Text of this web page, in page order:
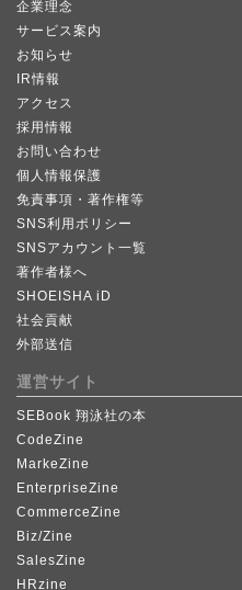
企業理念
サービス案内
お知らせ
IR情報
アクセス
採用情報
お問い合わせ
個人情報保護
免責事項・著作権等
SNS利用ポリシー
SNSアカウント一覧
著作者様へ
SHOEISHA iD
社会貢献
外部送信
運営サイト
SEBook 翔泳社の本
CodeZine
MarkeZine
EnterpriseZine
CommerceZine
Biz/Zine
SalesZine
HRzine